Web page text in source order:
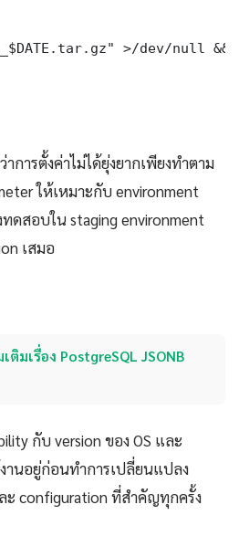
>/dev/null &&
การตั้งค่าไม่ได้ยุ่งยากเพียงทำตาม
ให้เหมาะกับ environment
ดสอบใน staging environment
เสมอ
ติมเรื่อง PostgreSQL JSONB
กับ version ของ OS และ
านอยู่ก่อนทำการเปลี่ยนแปลง
ะ configuration ที่สำคัญทุกครั้ง